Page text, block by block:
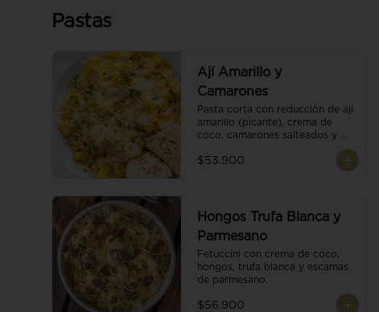
Pastas
Ají Amarillo y
Camarones
Pasta corta con reducción de ají
amarillo (picante), crema de
coco, camarones salteados y
$53.900
Hongos Trufa Blanca y
Parmesano
Fetuccini con crema de coco,
hongos, trufa blanca y escamas
de parmesano.
$56.900